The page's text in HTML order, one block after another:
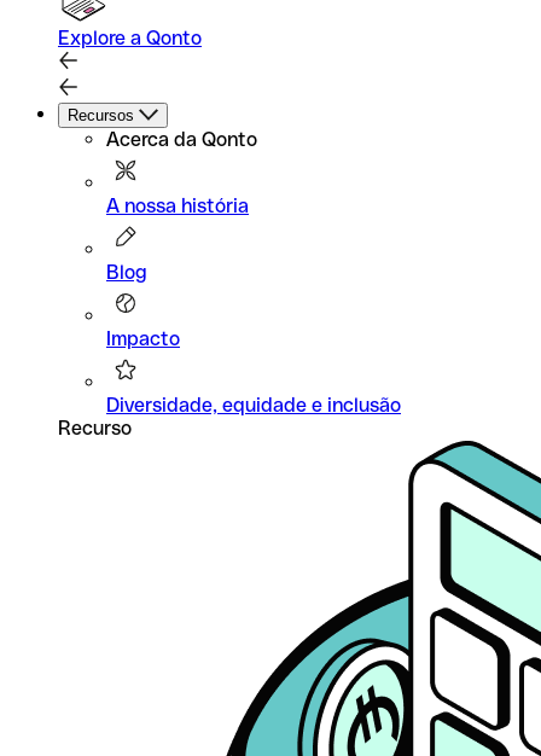
Explore a Qonto
Recursos
Acerca da Qonto
A nossa história
Blog
Impacto
Diversidade, equidade e inclusão
Recurso